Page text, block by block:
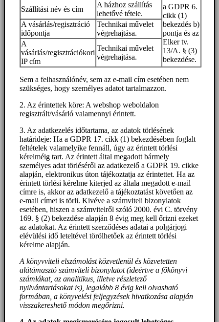
Szállítási név és cím
A házhoz szállítás
lehetővé tétele.
a GDPR 6.
cikk (1)
bekezdés b)
pontja és az
Elker tv.
13/A. § (3)
bekezdése.
A vásárlás/regisztráció
időpontja
Technikai művelet
végrehajtása.
A
vásárlás/regisztrációkori
IP cím
Technikai művelet
végrehajtása.
Sem a felhasználónév, sem az e-mail cím esetében nem
szükséges, hogy személyes adatot tartalmazzon.
2. Az érintettek köre: A webshop weboldalon
regisztrált/vásárló valamennyi érintett.
3. Az adatkezelés időtartama, az adatok törlésének
határideje: Ha a GDPR 17. cikk (1) bekezdésében foglalt
feltételek valamelyike fennáll, úgy az érintett törlési
kérelméig tart. Az érintett által megadott bármely
személyes adat törléséről az adatkezelő a GDPR 19. cikke
alapján, elektronikus úton tájékoztatja az érintettet. Ha az
érintett törlési kérelme kiterjed az általa megadott e-mail
címre is, akkor az adatkezelő a tájékoztatást követően az
e-mail címet is törli. Kivéve a számviteli bizonylatok
esetében, hiszen a számvitelről szóló 2000. évi C. törvény
169. § (2) bekezdése alapján 8 évig meg kell őrizni ezeket
az adatokat. Az érintett szerződéses adatai a polgárjogi
elévülési idő leteltével törölhetőek az érintett törlési
kérelme alapján.
A könyvviteli elszámolást közvetlenül és közvetetten
alátámasztó számviteli bizonylatot (ideértve a főkönyvi
számlákat, az analitikus, illetve részletező
nyilvántartásokat is), legalább 8 évig kell olvasható
formában, a könyvelési feljegyzések hivatkozása alapján
visszakereshető módon megőrizni.